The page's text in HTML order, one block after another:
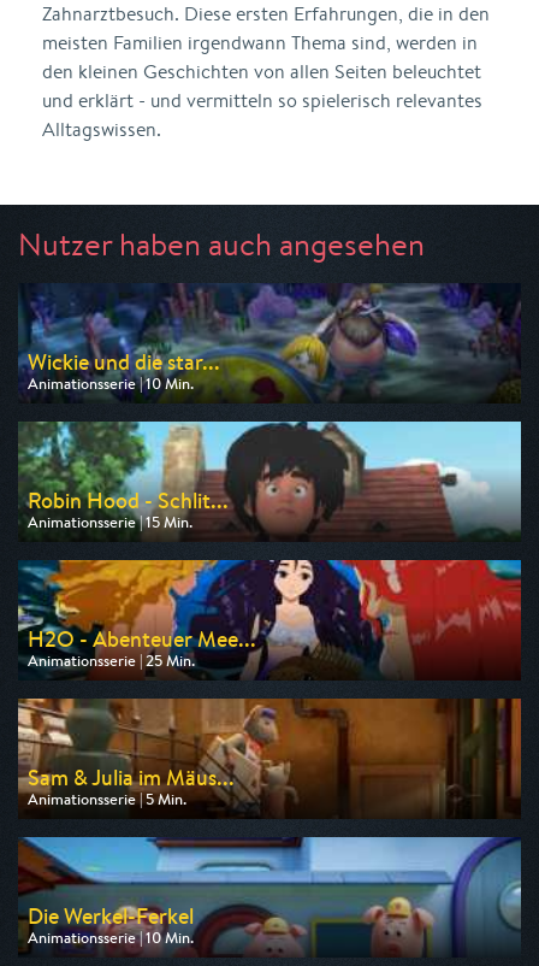
Zahnarztbesuch. Diese ersten Erfahrungen, die in den
meisten Familien irgendwann Thema sind, werden in
den kleinen Geschichten von allen Seiten beleuchtet
und erklärt - und vermitteln so spielerisch relevantes
Alltagswissen.
Nutzer haben auch angesehen
Wickie und die star...
Animationsserie | 10 Min.
Ausgestrahlt von ZDF
am 09.08.2026, 07:00
Robin Hood - Schlit...
Animationsserie | 15 Min.
Ausgestrahlt von ZDF
am 08.08.2026, 08:20
H2O - Abenteuer Mee...
Animationsserie | 25 Min.
Ausgestrahlt von ZDF
am 08.08.2026, 08:45
Sam & Julia im Mäus...
Animationsserie | 5 Min.
Ausgestrahlt von ZDF
am 09.08.2026, 06:25
Die Werkel-Ferkel
Animationsserie | 10 Min.
Ausgestrahlt von ZDF